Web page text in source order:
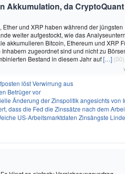
Akkumulation, da
Ether und XRP haben während der jüngsten
weiter aufgestockt, wie das
akkumulieren Bitcoin, Ethereum und XRP
zugeordnet sind und nicht zu
Bestand in diesem Jahr auf[…] (00)
löst Verwirrung aus
Betrüger vor
Änderung der Zinspolitik angesichts von
Fed die Zinssätze nach dem Arbeitsmarktbericht
US-Arbeitsmarktdaten Zinsängste